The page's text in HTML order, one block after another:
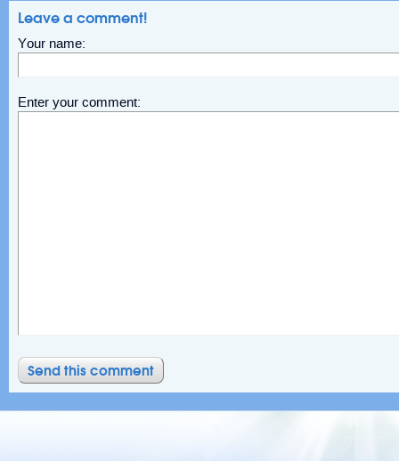
Leave a comment!
Your name:
Enter your comment: